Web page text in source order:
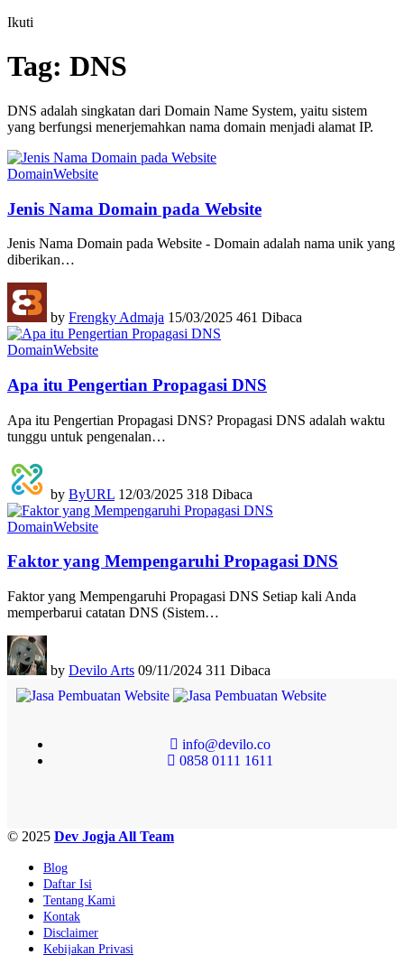
Ikuti
Tag: DNS
DNS adalah singkatan dari Domain Name System, yaitu sistem
yang berfungsi menerjemahkan nama domain menjadi alamat IP.
DomainWebsite
Jenis Nama Domain pada Website
Jenis Nama Domain pada Website - Domain adalah nama unik yang
diberikan…
by Frengky Admaja 15/03/2025 461 Dibaca
DomainWebsite
Apa itu Pengertian Propagasi DNS
Apa itu Pengertian Propagasi DNS? Propagasi DNS adalah waktu
tunggu untuk pengenalan…
by ByURL 12/03/2025 318 Dibaca
DomainWebsite
Faktor yang Mempengaruhi Propagasi DNS
Faktor yang Mempengaruhi Propagasi DNS Setiap kali Anda
memperbarui catatan DNS (Sistem…
by Devilo Arts 09/11/2024 311 Dibaca
info@devilo.co
0858 0111 1611
© 2025 Dev Jogja All Team
Blog
Daftar Isi
Tentang Kami
Kontak
Disclaimer
Kebijakan Privasi